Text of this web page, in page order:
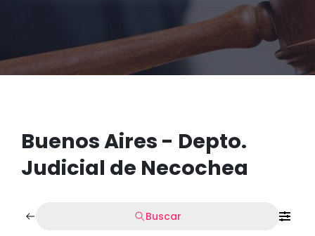
Buenos Aires - Depto.
Judicial de Necochea
Buscar